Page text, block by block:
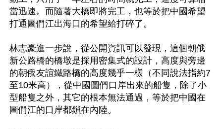
當迅速。而隨著大橋即將完工，也等於把中國希望
打通圖們江出海口的希望給打碎了。
林志豪進一步說，從公開資訊可以發現，這個朝俄
新公路橋的橋墩是採用密集式的設計，高度與旁邊
的朝俄友誼鐵路橋的高度幾乎一樣（不同說法指約7
至10米高），從中國圖們口岸出來的船隻，除了小
型船隻之外，其它的根本無法通過，等於把中國在
圖們江的口岸都鎖在內陸。